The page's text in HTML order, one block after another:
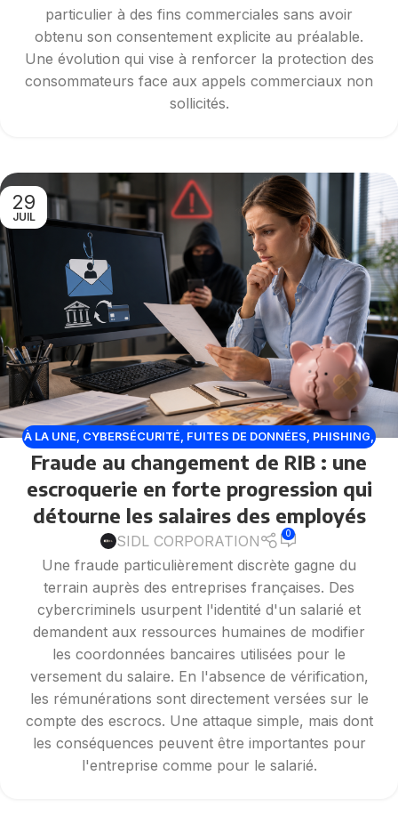
particulier à des fins commerciales sans avoir
obtenu son consentement explicite au préalable.
Une évolution qui vise à renforcer la protection des
consommateurs face aux appels commerciaux non
sollicités.
29
JUIL
À LA UNE, CYBERSÉCURITÉ, FUITES DE DONNÉES, PHISHING,
VULNÉRABILITÉ
Fraude au changement de RIB : une
escroquerie en forte progression qui
détourne les salaires des employés
SIDL CORPORATION 0
Une fraude particulièrement discrète gagne du
terrain auprès des entreprises françaises. Des
cybercriminels usurpent l'identité d'un salarié et
demandent aux ressources humaines de modifier
les coordonnées bancaires utilisées pour le
versement du salaire. En l'absence de vérification,
les rémunérations sont directement versées sur le
compte des escrocs. Une attaque simple, mais dont
les conséquences peuvent être importantes pour
l'entreprise comme pour le salarié.